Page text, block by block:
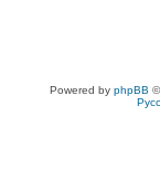
Powered by phpBB